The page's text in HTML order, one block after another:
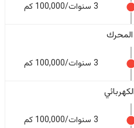
3 سنوات/100,000 كم
3 سنوات/100,000 كم
3 سنوات/100,000 كم